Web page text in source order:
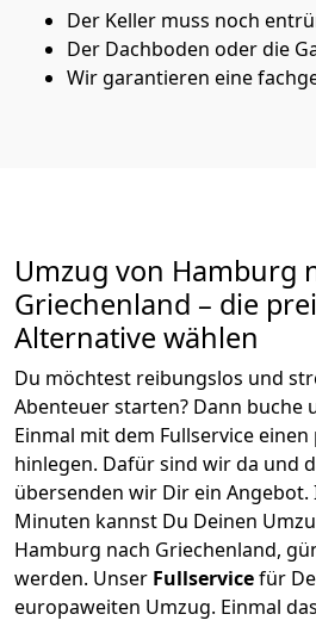
Der Keller muss noch
Der Dachboden oder die
Wir garantieren eine
Umzug von Hamburg
Griechenland – die
Alternative wählen
Du möchtest reibungslos und
Abenteuer starten? Dann buche
Einmal mit dem Fullservice
hinlegen. Dafür sind wir da und
übersenden wir Dir ein
Minuten kannst Du Deinen
Hamburg nach Griechenland,
werden. Unser Fullservicefür
europaweiten Umzug. Einmal